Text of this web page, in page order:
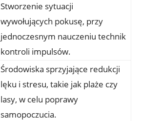
Stworzenie ⁢sytuacji
wywołujących pokusę, przy⁢
jednoczesnym nauczeniu technik
kontroli impulsów.
Środowiska sprzyjające⁤ redukcji
lęku i ⁤stresu, takie jak plaże czy ​
lasy, w celu poprawy‍
samopoczucia.